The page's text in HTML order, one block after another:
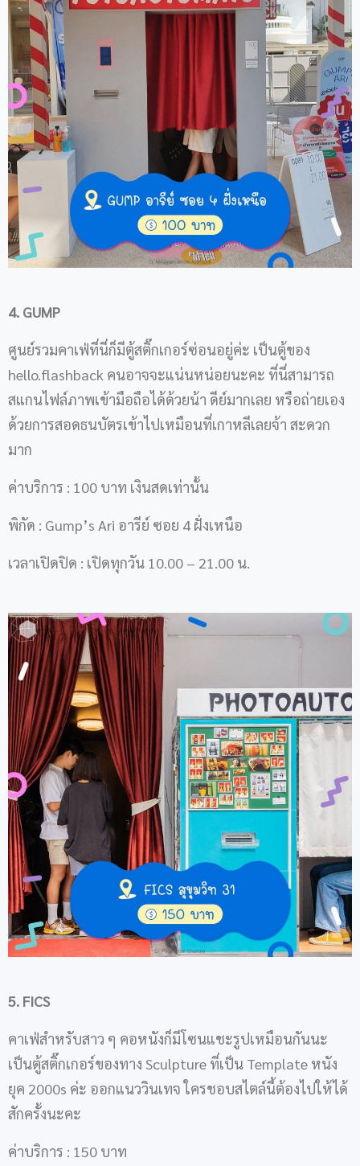
4. GUMP
ศูนย์รวมคาเฟ่ที่นี่ก็มีตู้สติ๊กเกอร์ซ่อนอยู่ค่ะ เป็นตู้ของ
hello.flashback คนอาจจะแน่นหน่อยนะคะ ที่นี่สามารถ
สแกนไฟล์ภาพเข้ามือถือได้ด้วยน้า ดีย์มากเลย หรือถ่ายเอง
ด้วยการสอดธนบัตรเข้าไปเหมือนที่เกาหลีเลยจ้า สะดวก
มาก
ค่าบริการ : 100 บาท เงินสดเท่านั้น
พิกัด : Gump’s Ari อารีย์ ซอย 4 ฝั่งเหนือ
เวลาเปิดปิด : เปิดทุกวัน 10.00 – 21.00 น.
5. FICS
คาเฟ่สำหรับสาว ๆ คอหนังก็มีโซนแชะรูปเหมือนกันนะ
เป็นตู้สติ๊กเกอร์ของทาง Sculpture ที่เป็น Template หนัง
ยุค 2000s ค่ะ ออกแนววินเทจ ใครชอบสไตล์นี้ต้องไปให้ได้
สักครั้งนะคะ
ค่าบริการ : 150 บาท